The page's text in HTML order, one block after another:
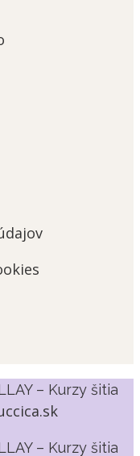
– Kurzy šitia
– Kurzy šitia